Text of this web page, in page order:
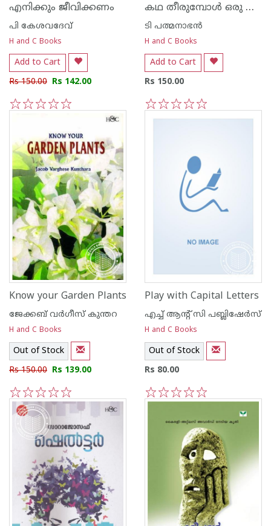
എനിക്കും ജീവിക്കണം
പി കേശവദേവ്‌
H and C Books
Add to Cart
Rs 150.00 Rs 142.00
കഥ തീരുമ്പോള്‍ ഒരു വാനമ്പാടി പറക്കുന്നു
ടി പത്മനാഭന്‍
H and C Books
Add to Cart
Rs 150.00
Know your Garden Plants
ജേക്കബ്‌ വര്‍ഗീസ്‌ കുന്തറ
H and C Books
Out of Stock
Rs 150.00 Rs 139.00
5
4
3
2
1
Play with Capital Letters
എച്ച് ആന്റ്‌ സി പബ്ലിഷേര്‍സ്
H and C Books
Out of Stock
Rs 80.00
5
4
3
2
1